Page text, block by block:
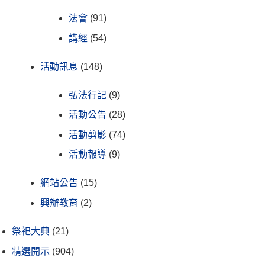
法會 (91)
講經 (54)
活動訊息 (148)
弘法行記 (9)
活動公告 (28)
活動剪影 (74)
活動報導 (9)
網站公告 (15)
興辦教育 (2)
祭祀大典 (21)
精選開示 (904)